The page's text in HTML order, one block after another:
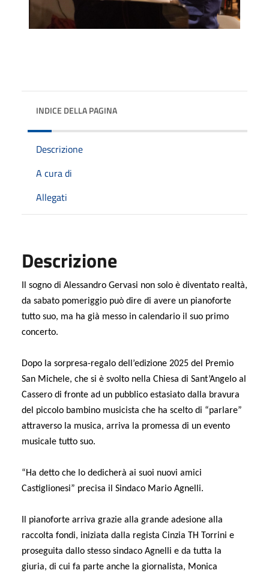
INDICE DELLA PAGINA
Descrizione
A cura di
Allegati
Descrizione
Il sogno di Alessandro Gervasi non solo è diventato realtà,
da sabato pomeriggio può dire di avere un pianoforte
tutto suo, ma ha già messo in calendario il suo primo
concerto.
Dopo la sorpresa-regalo dell’edizione 2025 del Premio
San Michele, che si è svolto nella Chiesa di Sant’Angelo al
Cassero di fronte ad un pubblico estasiato dalla bravura
del piccolo bambino musicista che ha scelto di “parlare”
attraverso la musica, arriva la promessa di un evento
musicale tutto suo.
“Ha detto che lo dedicherà ai suoi nuovi amici
Castiglionesi” precisa il Sindaco Mario Agnelli.
Il pianoforte arriva grazie alla grande adesione alla
raccolta fondi, iniziata dalla regista Cinzia TH Torrini e
proseguita dallo stesso sindaco Agnelli e da tutta la
giuria, di cui fa parte anche la giornalista, Monica